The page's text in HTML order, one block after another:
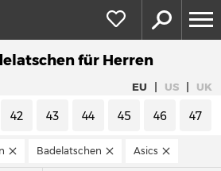
für Herren
EU | US | UK
42 43 44 45 46 47
Badelatschen Asics